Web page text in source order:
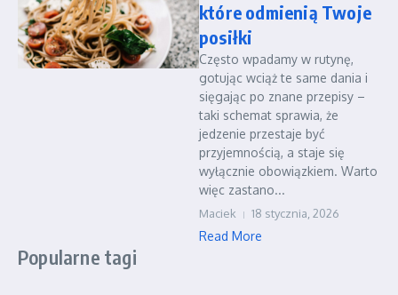
które odmienią Twoje
posiłki
Często wpadamy w rutynę,
gotując wciąż te same dania i
sięgając po znane przepisy –
taki schemat sprawia, że
jedzenie przestaje być
przyjemnością, a staje się
wyłącznie obowiązkiem. Warto
więc zastano...
Maciek 18 stycznia, 2026
Read More
Popularne tagi